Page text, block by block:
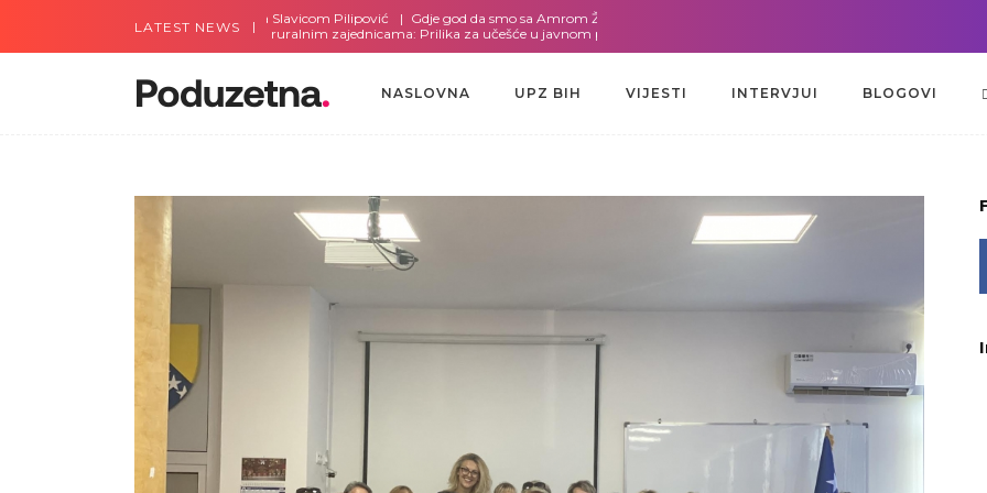
LATEST NEWS
Gdje god da smo sa Slavicom Pilipović Gdje god da smo sa Amrom Žužić-Bećirbegović
Info sesije za žene u ruralnim zajednicama: Prilika za učešće u javnom pozivu za dodjelu bespovratnih sredstava
NASLOVNA UPZ BIH VIJESTI INTERVJUI BLOGOVI
NASLOVNA UPZ BIH